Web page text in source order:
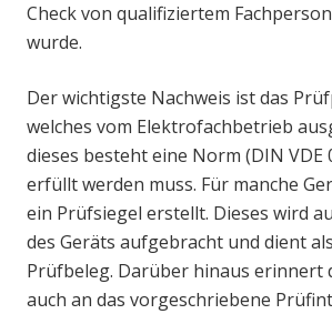
Check von qualifiziertem
wurde.
Der wichtigste Nachweis ist das
welches vom Elektrofachbetrieb
dieses besteht eine Norm (DIN VDE
erfüllt werden muss. Für manche
ein Prüfsiegel erstellt. Dieses wird
des Geräts aufgebracht und dient
Prüfbeleg. Darüber hinaus erinnert
auch an das vorgeschriebene